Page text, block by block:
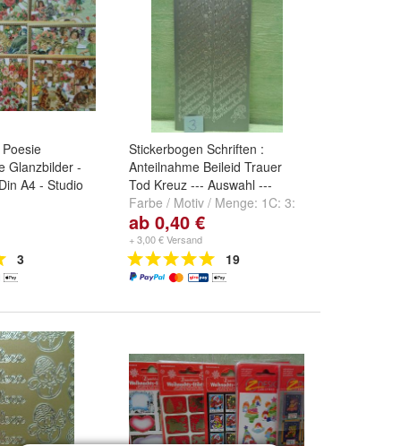
Glanzbilder -
A4 - Studio
3
Stickerbogen Schriften :
Anteilnahme Beileid Trauer
Tod Kreuz --- Auswahl ---
Farbe / Motiv / Menge: 1C: 3:
382 silber, 1C: 6: 367 silber
1C: 7: 367 schwarz
weitere ...
ab 0,40 €
+ 3,00 € Versand
19